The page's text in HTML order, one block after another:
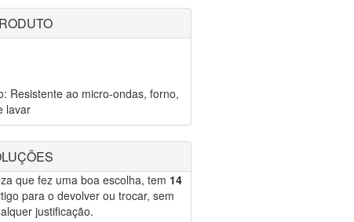
Resistente ao micro-ondas, forno,
lavar
que fez uma boa escolha, tem 14
para o devolver ou trocar, sem
justificação.